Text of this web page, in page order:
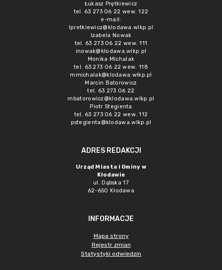
Łukasz Prętkiewicz
tel. 63 273 06 22 wew. 122
e-mail:
lpretkiewicz@klodawa.wlkp.pl
Izabela Nowak
tel. 63 273 06 22 wew. 111
inowak@klodawa.wlkp.pl
Monika Michalak
tel. 63 273 06 22 wew. 118
mmichalak@klodawa.wlkp.pl
Marcin Batorowicz
tel. 63 273 06 22
mbatorowicz@klodawa.wlkp.pl
Piotr Stegienta
tel. 63 273 06 22 wew. 112
pstegienta@klodawa.wlkp.pl
ADRES REDAKCJI
Urząd Miasta i Gminy w
Kłodawie
ul. Dąbska 17
62-650 Kłodawa
INFORMACJE
Mapa strony
Rejestr zmian
Statystyki odwiedzin